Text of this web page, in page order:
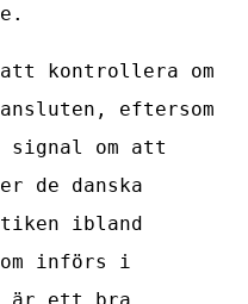
kontrollera om
eftersom
om att
de danska
ibland
införs i
är ett bra